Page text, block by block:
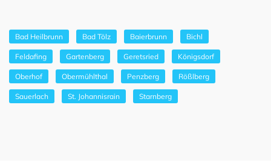
Bad Heilbrunn Bad Tölz Baierbrunn Bichl
Feldafing Gartenberg Geretsried Königsdorf
Oberhof Obermühlthal Penzberg Rößlberg
Sauerlach St. Johannisrain Starnberg